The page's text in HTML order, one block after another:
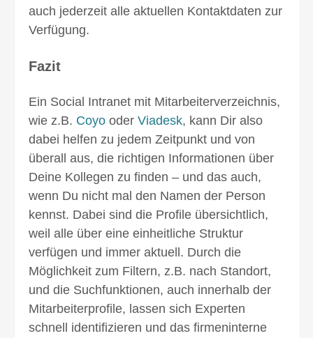
auch jederzeit alle aktuellen Kontaktdaten zur
Verfügung.
Fazit
Ein Social Intranet mit Mitarbeiterverzeichnis,
wie z.B. Coyo oder Viadesk, kann Dir also
dabei helfen zu jedem Zeitpunkt und von
überall aus, die rich­tig­en Informationen über
Deine Kollegen zu finden – und das auch,
wenn Du nicht mal den Namen der Person
kennst. Dabei sind die Profile über­sicht­lich,
weil alle über eine einheitliche Struktur
verfügen und immer aktuell. Durch die
Möglichkeit zum Filtern, z.B. nach Standort,
und die Suchfunktionen, auch in­nerhalb der
Mitarbeiter­profile, lassen sich Experten
schnell identifizieren und das firmeninterne